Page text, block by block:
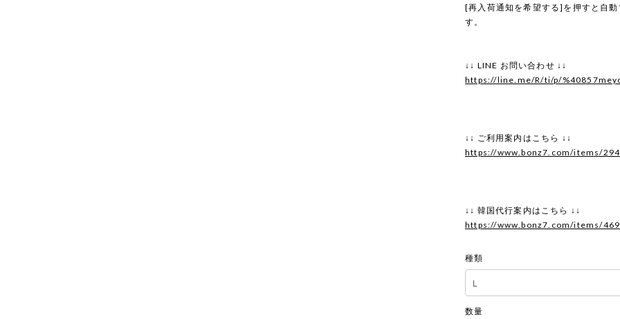
[再入荷通知を希望する]を押すと自
す。
↓↓ LINE お問い合わせ ↓↓
https://line.me/R/ti/p/
↓↓ ご利用案内はこちら ↓↓
https://www.bonz7.com/items/
↓↓ 韓国代行案内はこちら ↓↓
https://www.bonz7.com/items/
種類
数量